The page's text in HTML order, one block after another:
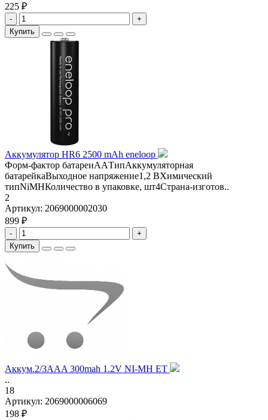
225 ₽
-
+
Купить
Аккумулятор HR6 2500 mAh eneloop
Форм-фактор батареиAAТипАккумуляторная
батарейкаВыходное напряжение1,2 ВХимический
типNiMHКоличество в упаковке, шт4Страна-изготов..
2
Артикул: 2069000002030
899 ₽
-
+
Купить
Аккум.2/3AAA 300mah 1.2V NI-MH ET
..
18
Артикул: 2069000006069
198 ₽